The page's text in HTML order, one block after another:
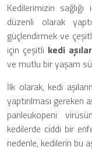
Kedilerimizin
düzenli olarak
güçlendirmek ve
için çeşitli kedi
ve mutlu bir yaşam
İlk olarak, kedi
yaptırılması gereken
panleukopeni
kedilerde ciddi bir
nedenle, kedilerin bu